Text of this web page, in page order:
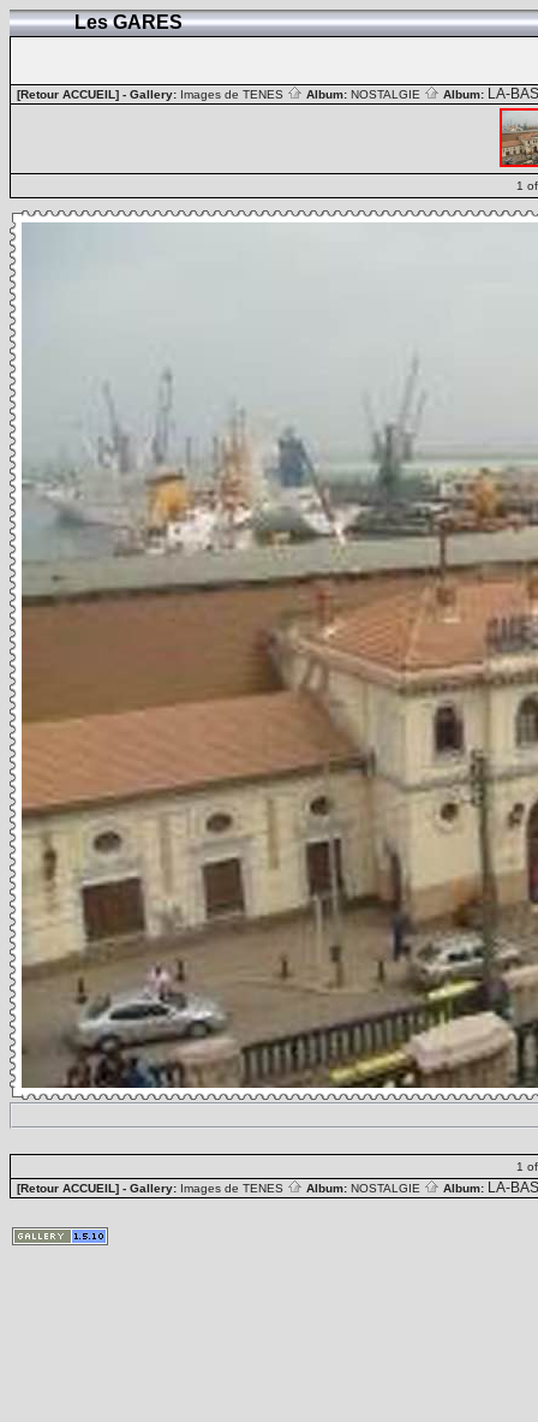
Les GARES
[Retour ACCUEIL] - Gallery: Images de TENES Album: NOSTALGIE Album: LA-BAS
1
1
[Retour ACCUEIL] - Gallery: Images de TENES Album: NOSTALGIE Album: LA-BAS